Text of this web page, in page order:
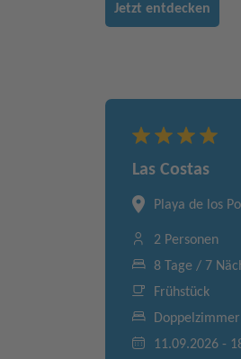
Jetzt entdecken
Las Costas
Playa de los
2 Personen
8 Tage / 7
Frühstück
Doppelzimmer
11.09.2026 -